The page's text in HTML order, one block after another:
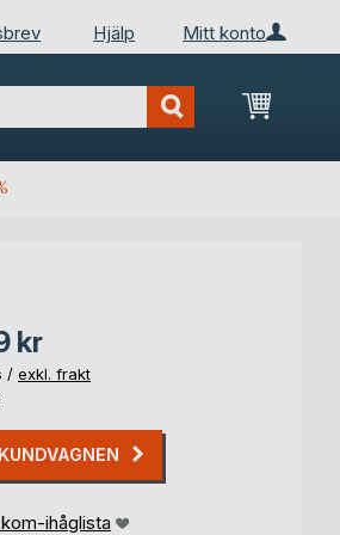
Mitt konto
Hjälp
Min
kr
/ exkl. frakt
ihåglista